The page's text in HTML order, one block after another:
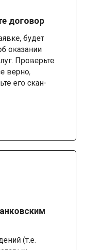
договор
будет
оказании
Проверьте
верно,
его скан-
(т.е.